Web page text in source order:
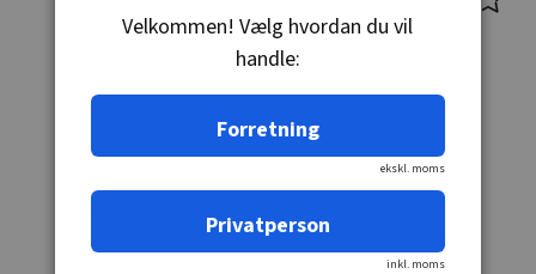
Velkommen! Vælg hvordan du vil
handle:
Forretning
ekskl. moms
Privatperson
inkl. moms